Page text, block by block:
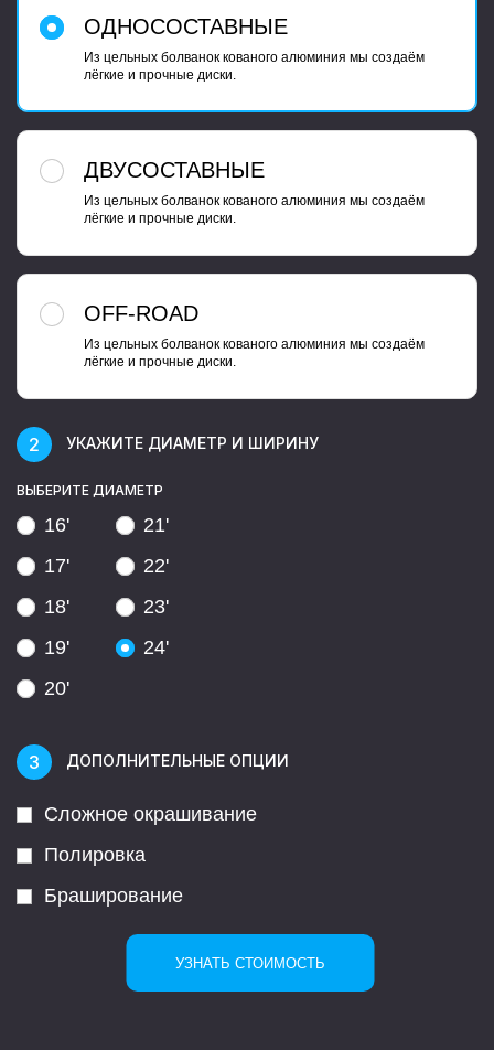
ОДНОСОСТАВНЫЕ
Из цельных болванок кованого алюминия мы создаём
лёгкие и прочные диски.
ДВУСОСТАВНЫЕ
Из цельных болванок кованого алюминия мы создаём
лёгкие и прочные диски.
OFF-ROAD
Из цельных болванок кованого алюминия мы создаём
лёгкие и прочные диски.
УКАЖИТЕ ДИАМЕТР И ШИРИНУ
ВЫБЕРИТЕ ДИАМЕТР
16'
17'
18'
19'
20'
21'
22'
23'
24'
ДОПОЛНИТЕЛЬНЫЕ ОПЦИИ
Сложное окрашивание
Полировка
Браширование